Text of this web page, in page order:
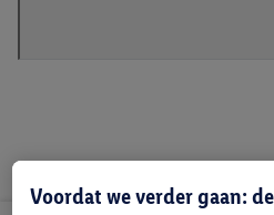
Voordat we verder gaan: